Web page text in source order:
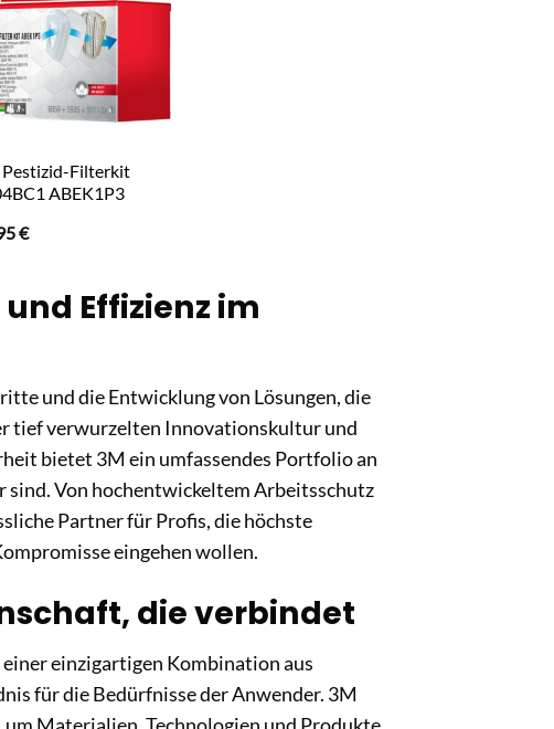
Filterkit
ABEK1P3
€
Effizienz im
und die Entwicklung von Lösungen, die
tief verwurzelten Innovationskultur und
bietet 3M ein umfassendes Portfolio an
sind. Von hochentwickeltem Arbeitsschutz
Partner für Profis, die höchste
eingehen wollen.
die verbindet
einzigartigen Kombination aus
für die Bedürfnisse der Anwender. 3M